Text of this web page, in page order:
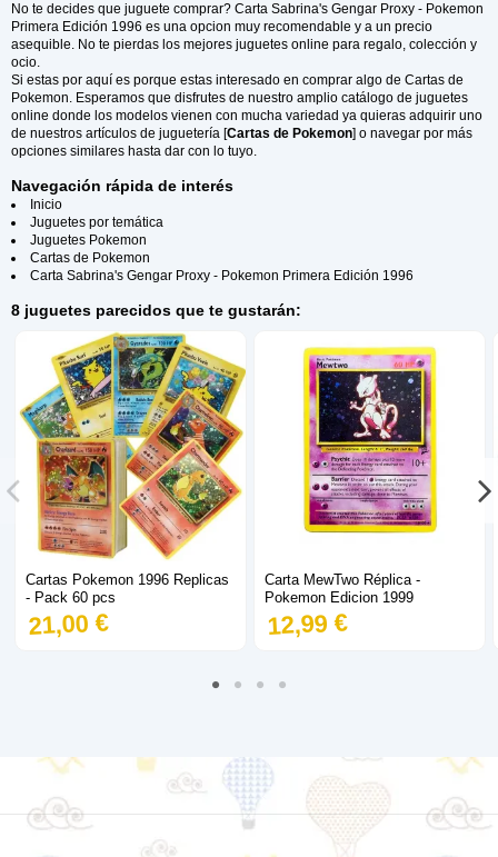
No te decides que juguete comprar? Carta Sabrina's Gengar Proxy - Pokemon
Primera Edición 1996 es una opcion muy recomendable y a un precio
asequible. No te pierdas los mejores juguetes online para regalo, colección y
ocio.
Si estas por aquí es porque estas interesado en comprar algo de Cartas de
Pokemon. Esperamos que disfrutes de nuestro amplio catálogo de juguetes
online donde los modelos vienen con mucha variedad ya quieras adquirir uno
de nuestros artículos de juguetería [Cartas de Pokemon] o navegar por más
opciones similares hasta dar con lo tuyo.
Navegación rápida de interés
Inicio
Juguetes por temática
Juguetes Pokemon
Cartas de Pokemon
Carta Sabrina's Gengar Proxy - Pokemon Primera Edición 1996
8 juguetes parecidos que te gustarán:
Cartas Pokemon 1996 Replicas
- Pack 60 pcs
21,00 €
Carta MewTwo Réplica -
Pokemon Edicion 1999
12,99 €